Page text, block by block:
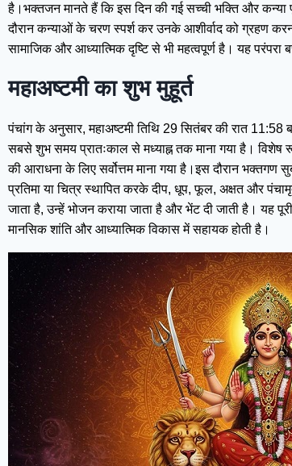
है।भक्तजन मानते हैं कि इस दिन की गई सच्ची भक्ति और
दौरान कन्याओं के चरण स्पर्श कर उनके आशीर्वाद को ग्रहण
सामाजिक और आध्यात्मिक दृष्टि से भी महत्वपूर्ण है। यह परंपरा
महाअष्टमी का शुभ मुहूर्त
पंचांग के अनुसार, महाअष्टमी तिथि 29 सितंबर की रात
सबसे शुभ समय प्रातःकाल से मध्याह्न तक माना गया है।
की आराधना के लिए सर्वोत्तम माना गया है।इस दौरान भक्तगण
प्रतिमा या चित्र स्थापित करके दीप, धूप, फूल, अक्षत और
जाता है, उन्हें भोजन कराया जाता है और भेंट दी जाती है। यह
मानसिक शांति और आध्यात्मिक विकास में सहायक होती है।